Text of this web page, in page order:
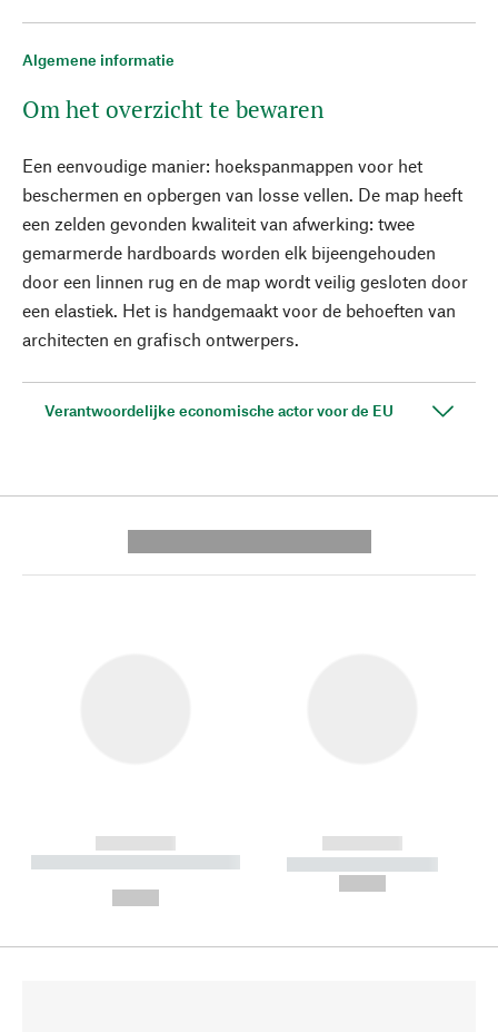
Algemene informatie
Om het overzicht te bewaren
Een eenvoudige manier: hoekspanmappen voor het
beschermen en opbergen van losse vellen. De map heeft
een zelden gevonden kwaliteit van afwerking: twee
gemarmerde hardboards worden elk bijeengehouden
door een linnen rug en de map wordt veilig gesloten door
een elastiek. Het is handgemaakt voor de behoeften van
architecten en grafisch ontwerpers.
Verantwoordelijke economische actor voor de EU
------------
----------- ----------- --------
------------
----------- -----------